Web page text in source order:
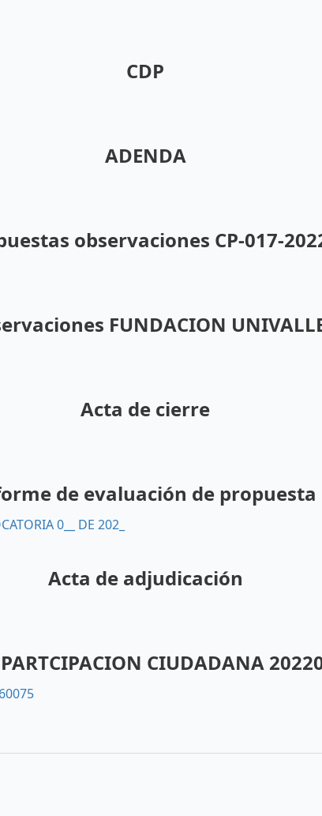
CDP
ADENDA
observaciones CP-017-
FUNDACION
Acta de cierre
de evaluación de propuesta
0__ DE 202_
Acta de adjudicación
CIUDADANA